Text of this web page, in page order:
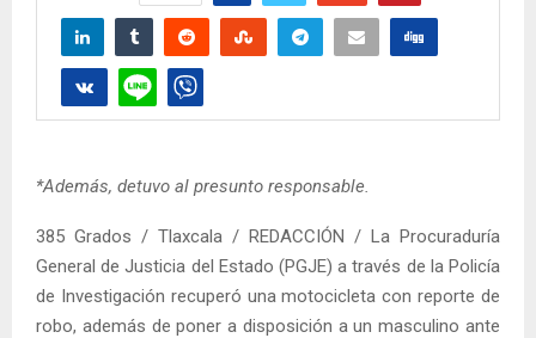
*Además, detuvo al presunto responsable.
385 Grados / Tlaxcala / REDACCIÓN / La Procuraduría
General de Justicia del Estado (PGJE) a través de la Policía
de Investigación recuperó una motocicleta con reporte de
robo, además de poner a disposición a un masculino ante